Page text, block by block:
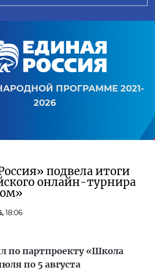
ПРОГРАММЕ 2021-
2026
подвела итоги
онлайн-турнира
18:06
по партпроекту «Школа
по 5 августа